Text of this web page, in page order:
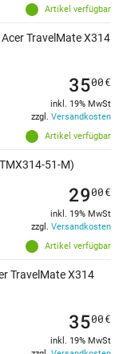
Artikel verfügbar
TravelMate X314
Artikel verfügbar
3500€
inkl. 19% MwSt
zzgl. Versandkosten
51-M)
Artikel verfügbar
2900€
inkl. 19% MwSt
zzgl. Versandkosten
TravelMate X314
3500€
inkl. 19% MwSt